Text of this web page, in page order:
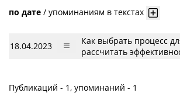
по дате / упоминаниям в текстах
18.04.2023
Как выбрать процесс
рассчитать
Публикаций - 1, упоминаний - 1